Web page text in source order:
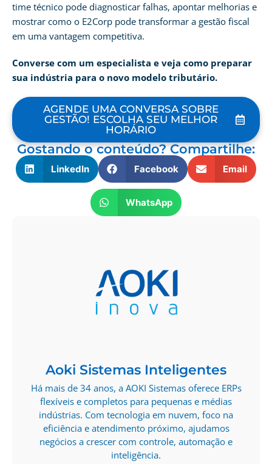
time técnico pode diagnosticar falhas, apontar melhorias e
mostrar como o E2Corp pode transformar a gestão fiscal
em uma vantagem competitiva.
Converse com um especialista e veja como preparar
sua indústria para o novo modelo tributário.
AGENDE UMA CONVERSA SOBRE
GESTÃO! ESCOLHA SEU MELHOR
HORÁRIO
Gostando o conteúdo? Compartilhe:
LinkedIn Facebook Email
WhatsApp
Aoki Sistemas Inteligentes
Há mais de 34 anos, a AOKI Sistemas oferece ERPs
flexíveis e completos para pequenas e médias
indústrias. Com tecnologia em nuvem, foco na
eficiência e atendimento próximo, ajudamos
negócios a crescer com controle, automação e
inteligência.